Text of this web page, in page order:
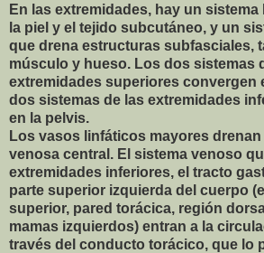
En las extremidades, hay un
la piel y el tejido subcutáneo, y un
que drena estructuras subfasciales,
músculo y hueso. Los dos sistemas
extremidades superiores convergen
dos sistemas de las extremidades
en la pelvis.
Los vasos linfáticos mayores
venosa central. El sistema venoso
extremidades inferiores, el tracto
parte superior izquierda del cuerpo
superior, pared torácica, región
mamas izquierdos) entran a la
través del conducto torácico, que lo